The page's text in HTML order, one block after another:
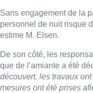
Sans engagement de la
personnel de nuit risque
estime M. Elsen.
De son côté, les
que de l’amiante a été
découvert, les travaux
mesures ont été prises